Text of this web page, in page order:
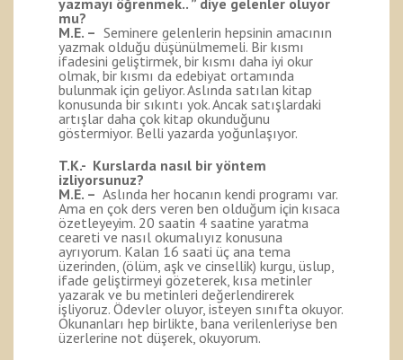
yazmayı öğrenmek.. ” diye gelenler oluyor
mu?
M.E. – Seminere gelenlerin hepsinin amacının
yazmak olduğu düşünülmemeli. Bir kısmı
ifadesini geliştirmek, bir kısmı daha iyi okur
olmak, bir kısmı da edebiyat ortamında
bulunmak için geliyor. Aslında satılan kitap
konusunda bir sıkıntı yok. Ancak satışlardaki
artışlar daha çok kitap okunduğunu
göstermiyor. Belli yazarda yoğunlaşıyor.
T.K.- Kurslarda nasıl bir yöntem
izliyorsunuz?
M.E. – Aslında her hocanın kendi programı var.
Ama en çok ders veren ben olduğum için kısaca
özetleyeyim. 20 saatin 4 saatine yaratma
ceareti ve nasıl okumalıyız konusuna
ayrıyorum. Kalan 16 saati üç ana tema
üzerinden, (ölüm, aşk ve cinsellik) kurgu, üslup,
ifade geliştirmeyi gözeterek, kısa metinler
yazarak ve bu metinleri değerlendirerek
işliyoruz. Ödevler oluyor, isteyen sınıfta okuyor.
Okunanları hep birlikte, bana verilenleriyse ben
üzerlerine not düşerek, okuyorum.